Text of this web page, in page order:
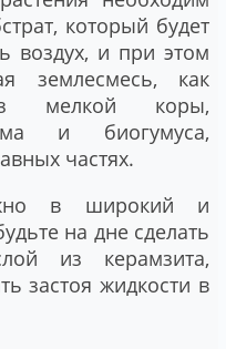
который будет
воздух, и при этом
землесмесь, как
мелкой коры,
и биогумуса,
частях.
в широкий и
на дне сделать
из керамзита,
застоя жидкости в